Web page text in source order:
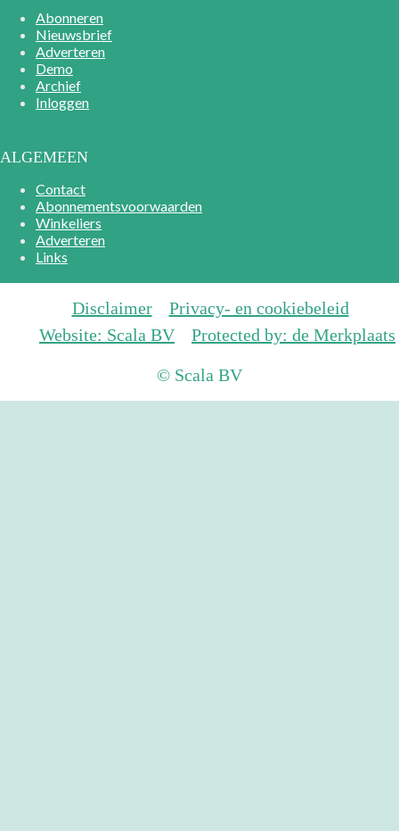
Abonneren
Nieuwsbrief
Adverteren
Demo
Archief
Inloggen
ALGEMEEN
Contact
Abonnementsvoorwaarden
Winkeliers
Adverteren
Links
Disclaimer
Privacy- en cookiebeleid
Website: Scala BV
Protected by: de Merkplaats
© Scala BV